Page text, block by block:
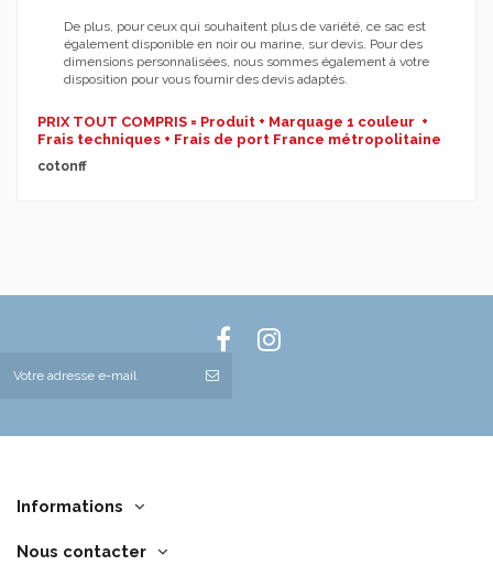
De plus, pour ceux qui souhaitent plus de variété, ce sac est
également disponible en noir ou marine, sur devis. Pour des
dimensions personnalisées, nous sommes également à votre
disposition pour vous fournir des devis adaptés.
PRIX TOUT COMPRIS = Produit + Marquage 1 couleur +
Frais techniques + Frais de port France métropolitaine
cotonff
Informations
Nous contacter